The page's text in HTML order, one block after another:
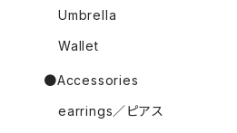
Umbrella
Wallet
●Accessories
earrings／ピアス